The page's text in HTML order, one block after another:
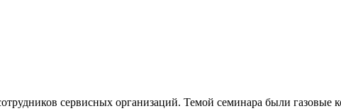
сервисных организаций. Темой семинара были газовые